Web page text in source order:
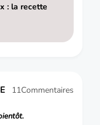
: la recette
11Commentaires